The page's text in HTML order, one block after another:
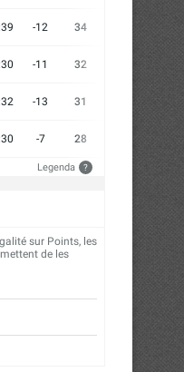
ASEC Mimosas et la soif
transmission
-12 34 14
-11 32 11
-13 31 13
-7 28 10
Legenda ?
sur Points, les
de les